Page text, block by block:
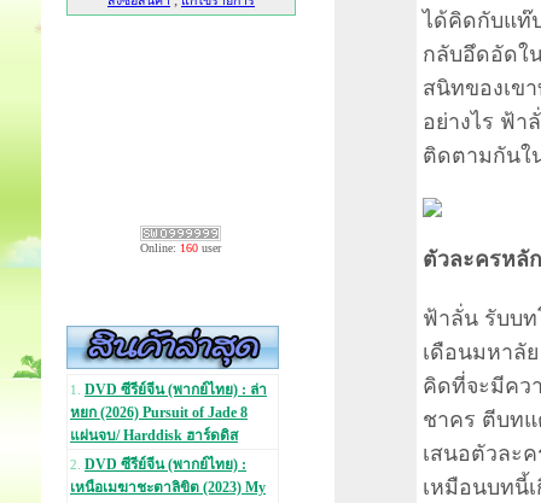
Online: 160 user
1. DVD ซีรีย์จีน (พากย์ไทย) : ล่า
หยก (2026) Pursuit of Jade 8
แผ่นจบ/ Harddisk ฮาร์ดดิส
2. DVD ซีรีย์จีน (พากย์ไทย) :
เหนือเมฆาชะตาลิขิต (2023) My
ได้คิดกับแท๊
กลับอึดอัดใ
สนิทของเขา
อย่างไร ฟ้า
ติดตามกันใ
ตัวละครหลั
ฟ้าลั่น รับบ
เดือนมหาลั
คิดที่จะมีคว
ชาคร ตีบทแ
เสนอตัวละ
เหมือนบทนี้เ